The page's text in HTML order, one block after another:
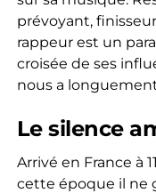
prévoyant,
rappeur est un
croisée de ses
nous a
Le silence
Arrivé en France à
cette époque il ne